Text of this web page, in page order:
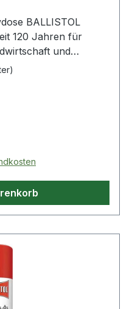
BALLISTOL
120 Jahren für
und
schmiert alle
schwache Säuren ·
hautverträglich,
abbaubar ·
getestet · PTFE-